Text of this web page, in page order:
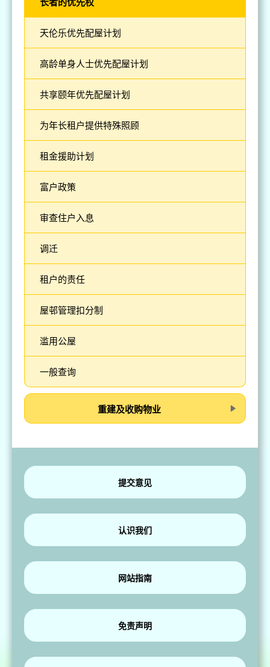
一般查询
滥用公屋
屋邨管理扣分制
租户的责任
调迁
审查住户入息
富户政策
租金援助计划
为年长租户提供特殊照顾
共享颐年优先配屋计划
高龄单身人士优先配屋计划
天伦乐优先配屋计划
重建及收购物业
提交意见
认识我们
网站指南
免责声明